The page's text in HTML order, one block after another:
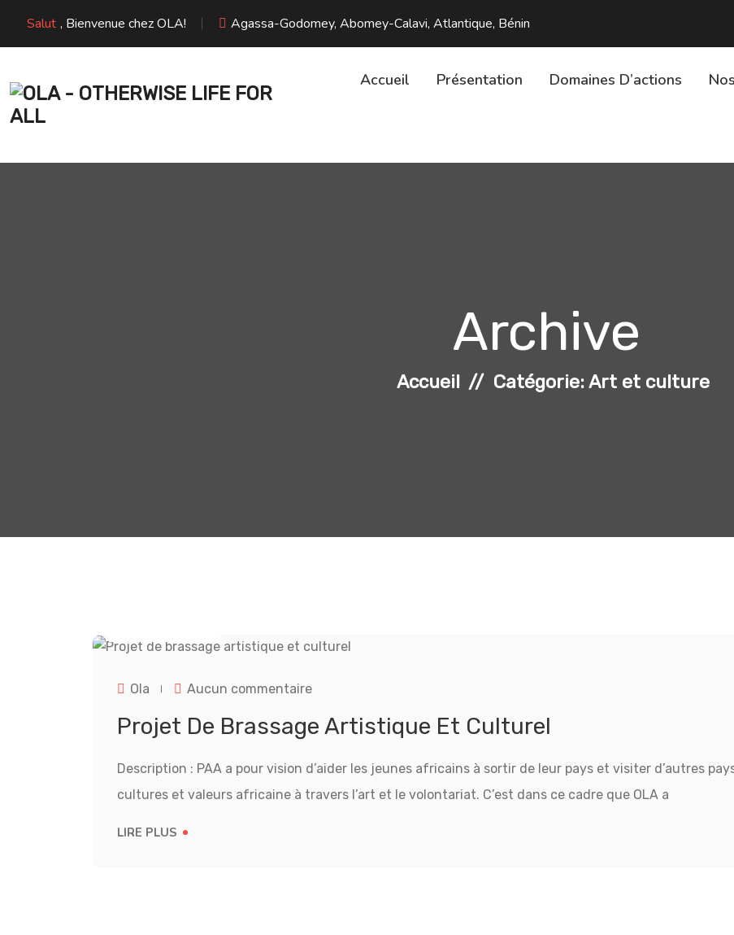
Salut , Bienvenue chez OLA! Agassa-Godomey, Abomey-Calavi, Atlantique, Bénin
Accueil Présentation Domaines D’actions
Archive
Accueil Catégorie: Art et culture
Ola Aucun commentairesur
brassage
culturel
Projet De Brassage Artistique Et Culturel
Description : PAA a pour vision d’aider les jeunes africains à sortir de leur pays et visiter d’autres
cultures et valeurs africaine à travers l’art et le volontariat. C’est dans ce cadre que OLA a
LIRE PLUS